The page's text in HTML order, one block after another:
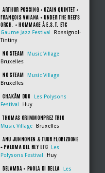
ARTHUR POSSING + OZAIN QUINTET +
FRANÇOIS VAIANA + UNDER THE REEFS
ORCH. + HOMMAGE À E.S.T. ETC
Gaume Jazz Festival
Rossignol-
Tintiny
NO STEAM
Music Village
Bruxelles
NO STEAM
Music Village
Bruxelles
CHAKÂM DUO
Les Polysons
Festival
Huy
THOMAS GRIMMONPREZ TRIO
Music Village Bruxelles
ANU JUNNONEN & TUUR FLORIZOONE
+ PALOMA DEL REY ETC
Les
Polysons Festival
Huy
BELAMBA + PAOLA DI BELLA
Les